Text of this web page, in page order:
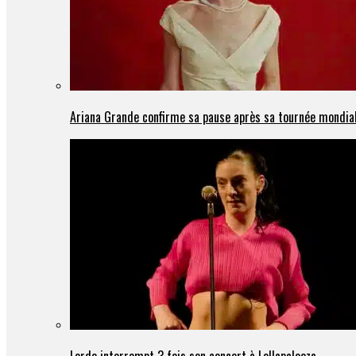
Ariana Grande confirme sa pause après sa tournée